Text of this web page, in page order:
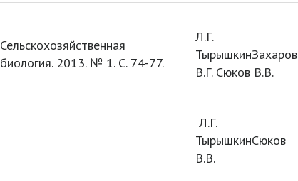
Сельскохозяйственная
биология. 2013. № 1. С. 74-77.
Л.Г.
ТырышкинЗахаров
В.Г. Сюков В.В.
Л.Г.
ТырышкинСюков
В.В.